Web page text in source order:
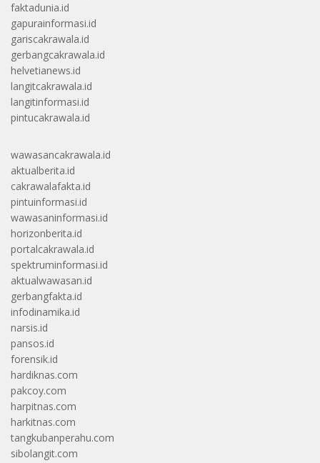
faktadunia.id
gapurainformasi.id
gariscakrawala.id
gerbangcakrawala.id
helvetianews.id
langitcakrawala.id
langitinformasi.id
pintucakrawala.id
wawasancakrawala.id
aktualberita.id
cakrawalafakta.id
pintuinformasi.id
wawasaninformasi.id
horizonberita.id
portalcakrawala.id
spektruminformasi.id
aktualwawasan.id
gerbangfakta.id
infodinamika.id
narsis.id
pansos.id
forensik.id
hardiknas.com
pakcoy.com
harpitnas.com
harkitnas.com
tangkubanperahu.com
sibolangit.com